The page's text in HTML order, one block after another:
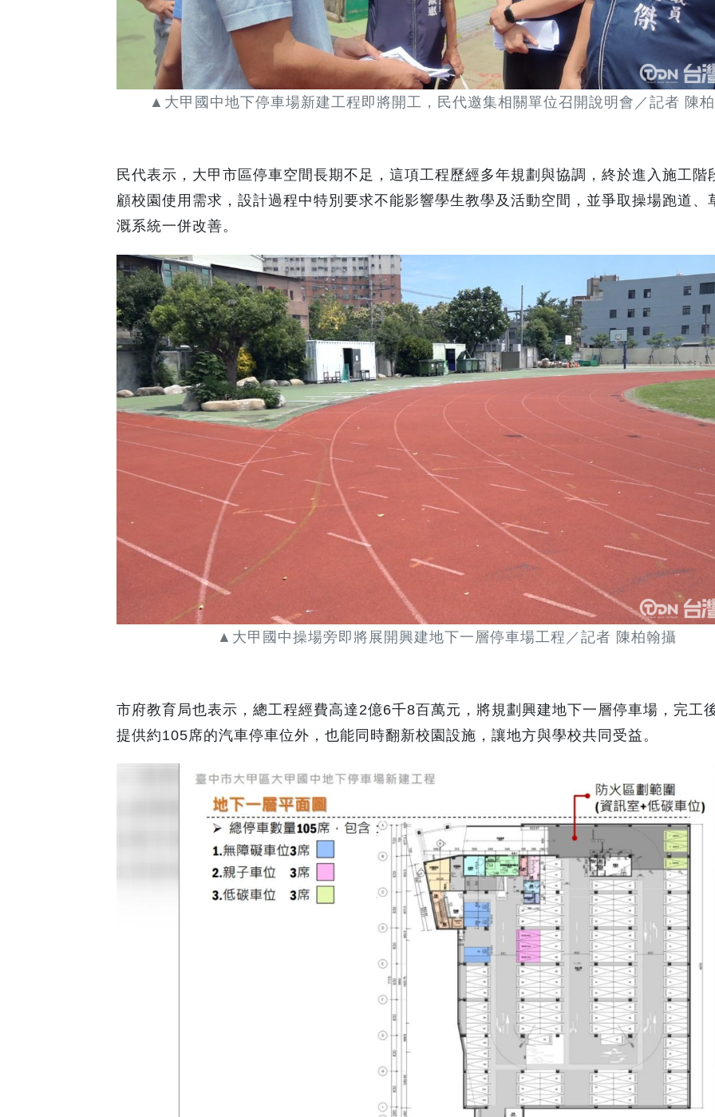
▲大甲國中地下停車場新建工程即將開工，民代邀集相關單位召開說明會／記者 陳
民代表示，大甲市區停車空間長期不足，這項工程歷經多年規劃與協調，終於進入施工階
顧校園使用需求，設計過程中特別要求不能影響學生教學及活動空間，並爭取操場跑道、
溉系統一併改善。
▲大甲國中操場旁即將展開興建地下一層停車場工程／記者 陳柏翰攝
市府教育局也表示，總工程經費高達2億6千8百萬元，將規劃興建地下一層停車場，完工
提供約105席的汽車停車位外，也能同時翻新校園設施，讓地方與學校共同受益。